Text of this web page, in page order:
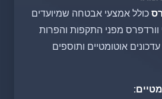
כולל אמצעי אבטחה שמיועדים
וורדפרס מפני התקפות והפרות
אוטומטיים ותוספים